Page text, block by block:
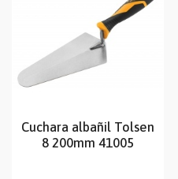
Cuchara albañil Tolsen
8 200mm 41005